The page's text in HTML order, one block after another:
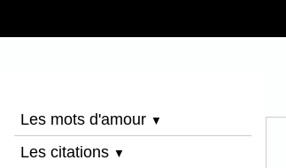
Les mots d'amour ▼
Les citations ▼